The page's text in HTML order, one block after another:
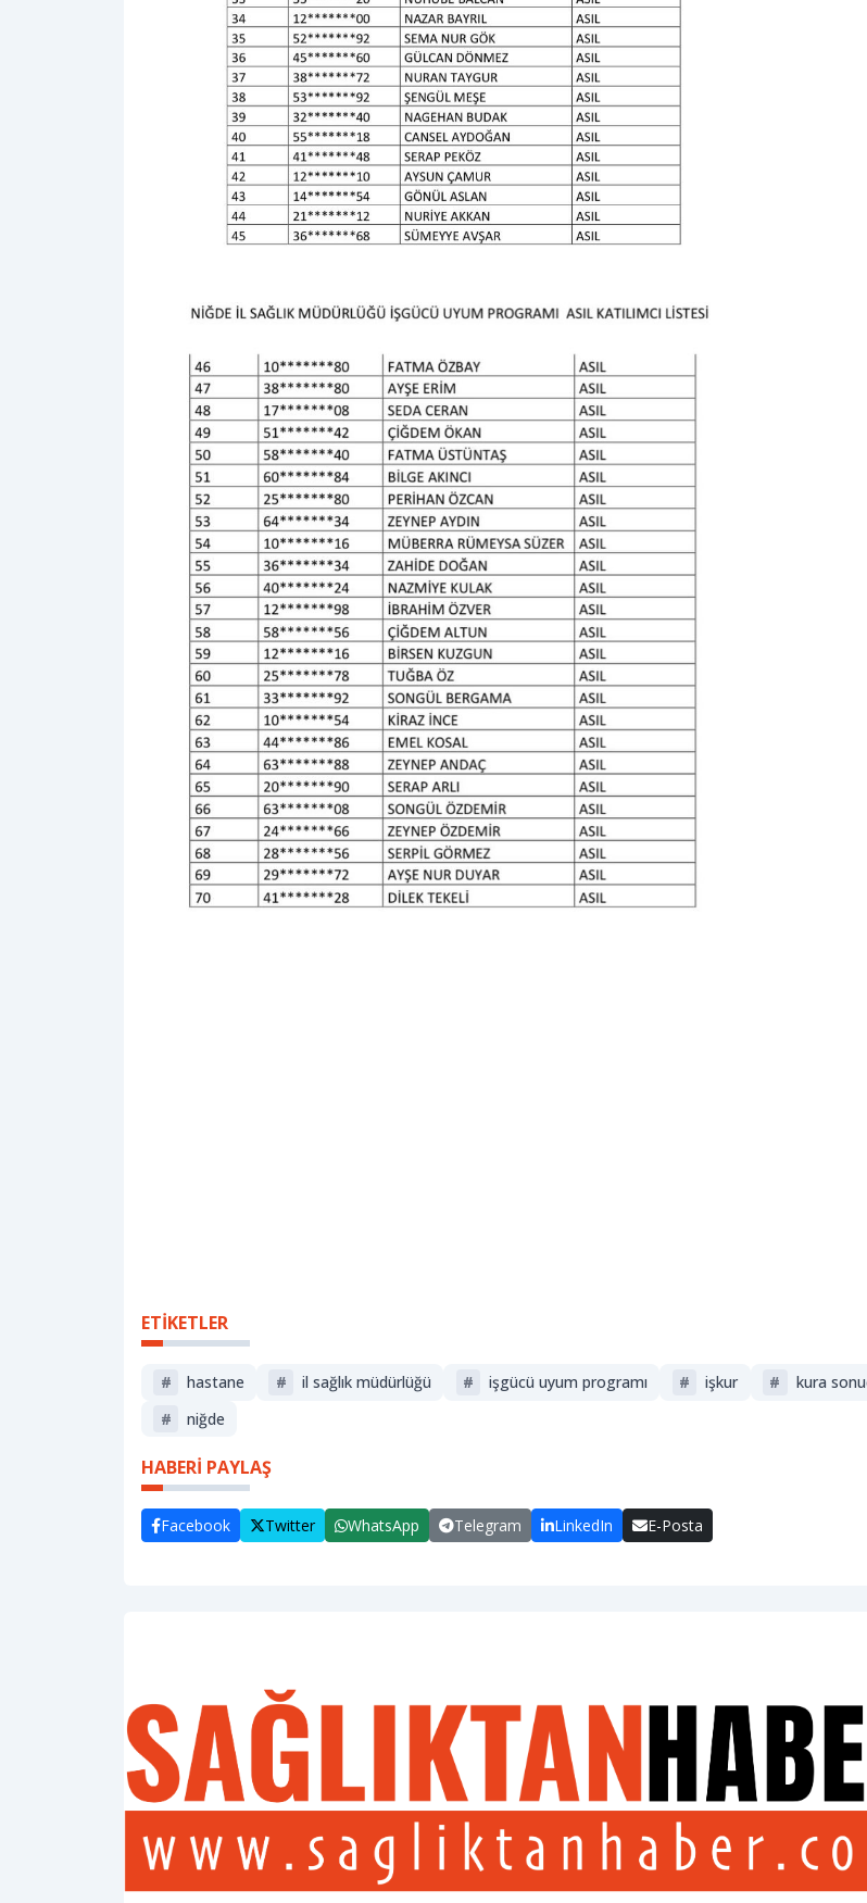
ETİKETLER
# hastane # i̇l sağlık müdürlüğü # işgücü uyum programı # i̇şkur #
kura
#
niğde
HABERİ PAYLAŞ
Facebook Twitter WhatsApp Telegram LinkedIn E-Posta